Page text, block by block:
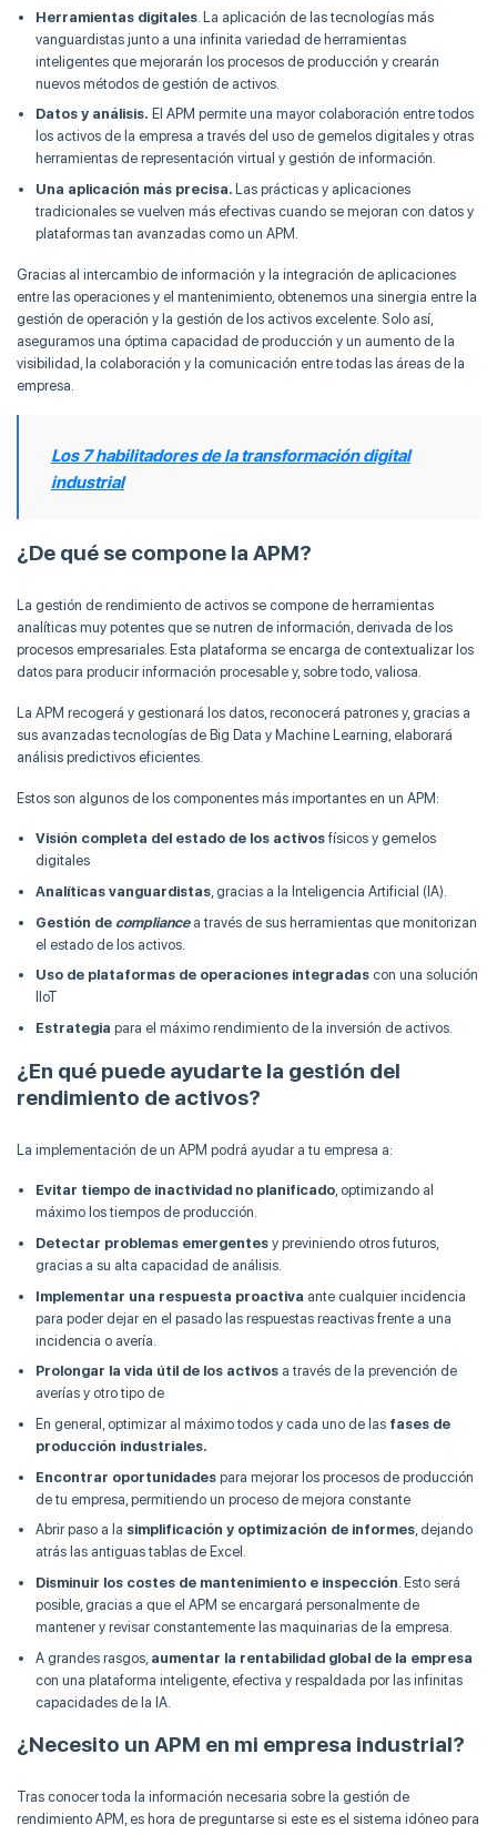
Herramientas digitales. La aplicación de las tecnologías más
vanguardistas junto a una infinita variedad de herramientas
inteligentes que mejorarán los procesos de producción y crearán
nuevos métodos de gestión de activos.
Datos y análisis. El APM permite una mayor colaboración entre todos
los activos de la empresa a través del uso de gemelos digitales y otras
herramientas de representación virtual y gestión de información.
Una aplicación más precisa.
Las prácticas y aplicaciones
tradicionales se vuelven más efectivas cuando se mejoran con datos y
plataformas tan avanzadas como un APM.
Gracias al intercambio de información y la integración de aplicaciones
entre las operaciones y el mantenimiento, obtenemos una sinergia entre la
gestión de operación y la gestión de los activos excelente. Solo así,
aseguramos una óptima capacidad de producción y un aumento de la
visibilidad, la colaboración y la comunicación entre todas las áreas de la
empresa.
Los 7 habilitadores de la transformación digital
industrial
¿De qué se compone la APM?
La gestión de rendimiento de activos se compone de herramientas
analíticas muy potentes que se nutren de información, derivada de los
procesos empresariales. Esta plataforma se encarga de contextualizar los
datos para producir información procesable y, sobre todo, valiosa.
La APM recogerá y gestionará los datos, reconocerá patrones y, gracias a
sus avanzadas tecnologías de Big Data y Machine Learning, elaborará
análisis predictivos eficientes.
Estos son algunos de los componentes más importantes en un APM:
Visión completa del estado de los activosfísicos y gemelos
digitales
Analíticas vanguardistas, gracias a la Inteligencia Artificial (IA).
Gestión de compliance a través de sus herramientas que monitorizan
el estado de los activos.
Uso de plataformas de operaciones integradas con una solución
IIoT
Estrategia para el máximo rendimiento de la inversión de activos.
¿En qué puede ayudarte la gestión del
rendimiento de activos?
La implementación de un APM podrá ayudar a tu empresa a:
Evitar tiempo de inactividad no planificado, optimizando al
máximo los tiempos de producción.
Detectar problemas emergentesy previniendo otros futuros,
gracias a su alta capacidad de análisis.
Implementar una respuesta proactiva ante cualquier incidencia
para poder dejar en el pasado las respuestas reactivas frente a una
incidencia o avería.
Prolongar la vida útil de los activosa través de la prevención de
averías y otro tipo de
En general, optimizar al máximo todos y cada uno de las fases de
producción industriales.
Encontrar oportunidadespara mejorar los procesos de producción
de tu empresa, permitiendo un proceso de mejora constante
Abrir paso a la simplificación y optimización de informes, dejando
atrás las antiguas tablas de Excel.
Disminuir los costes de mantenimiento e inspección . Esto será
posible, gracias a que el APM se encargará personalmente de
mantener y revisar constantemente las maquinarias de la empresa.
A grandes rasgos, aumentar la rentabilidad global de la empresa
con una plataforma inteligente, efectiva y respaldada por las infinitas
capacidades de la IA.
¿Necesito un APM en mi empresa industrial?
Tras conocer toda la información necesaria sobre la gestión de
rendimiento APM, es hora de preguntarse si este es el sistema idóneo para